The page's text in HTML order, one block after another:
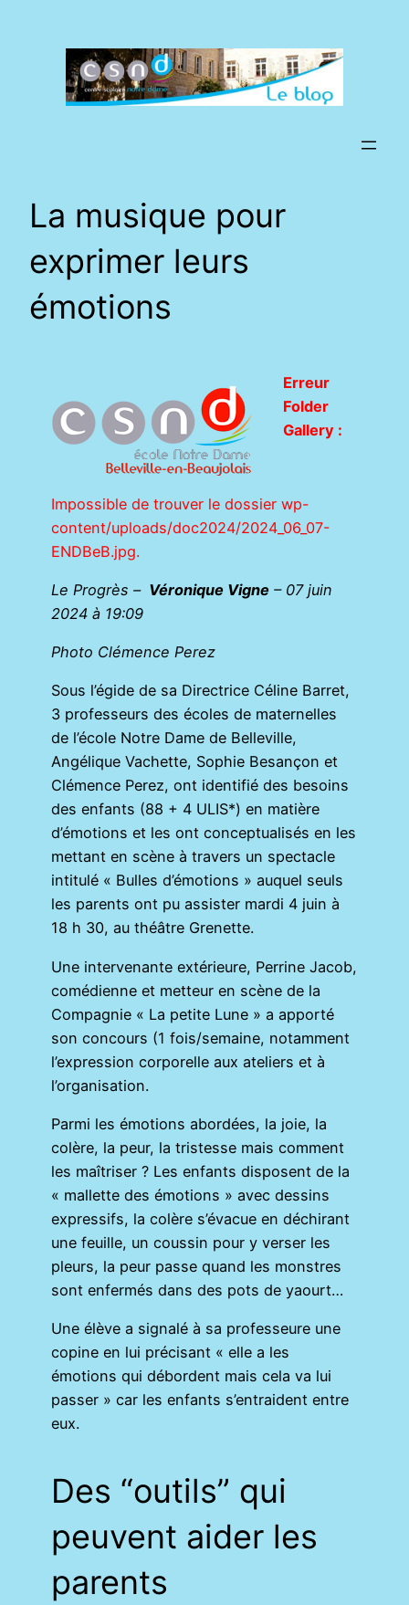
La musique pour
exprimer leurs
émotions
Erreur
Folder
Gallery :
Impossible de trouver le dossier wp-
content/uploads/doc2024/2024_06_07-
ENDBeB.jpg.
Le Progrès – Véronique Vigne – 07 juin
2024 à 19:09
Photo Clémence Perez
Sous l’égide de sa Directrice Céline Barret,
3 professeurs des écoles de maternelles
de l’école Notre Dame de Belleville,
Angélique Vachette, Sophie Besançon et
Clémence Perez, ont identifié des besoins
des enfants (88 + 4 ULIS*) en matière
d’émotions et les ont conceptualisés en les
mettant en scène à travers un spectacle
intitulé « Bulles d’émotions » auquel seuls
les parents ont pu assister mardi 4 juin à
18 h 30, au théâtre Grenette.
Une intervenante extérieure, Perrine Jacob,
comédienne et metteur en scène de la
Compagnie « La petite Lune » a apporté
son concours (1 fois/semaine, notamment
l’expression corporelle aux ateliers et à
l’organisation.
Parmi les émotions abordées, la joie, la
colère, la peur, la tristesse mais comment
les maîtriser ? Les enfants disposent de la
« mallette des émotions » avec dessins
expressifs, la colère s’évacue en déchirant
une feuille, un coussin pour y verser les
pleurs, la peur passe quand les monstres
sont enfermés dans des pots de yaourt…
Une élève a signalé à sa professeure une
copine en lui précisant « elle a les
émotions qui débordent mais cela va lui
passer » car les enfants s’entraident entre
eux.
Des “outils” qui
peuvent aider les
parents